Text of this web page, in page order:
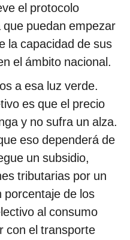
el protocolo
puedan empezar
la capacidad de sus
el ámbito nacional.
a esa luz verde.
es que el precio
y no sufra un alza.
eso dependerá de
un subsidio,
tributarias por un
porcentaje de los
al consumo
con el transporte